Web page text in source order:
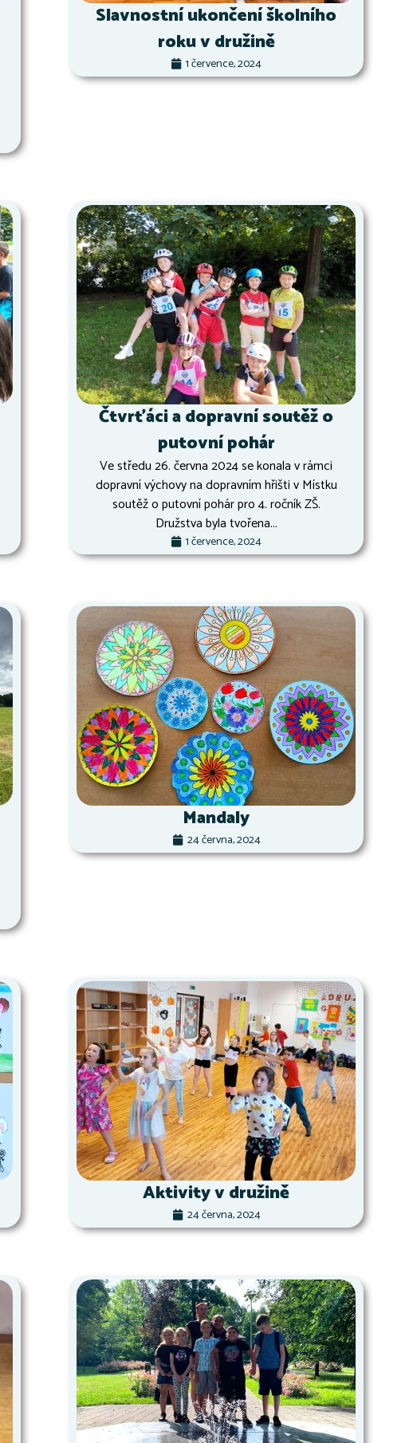
Slavnostní ukončení školního
roku v družině
1 července, 2024
Čtvrťáci a dopravní soutěž o
putovní pohár
Ve středu 26. června 2024 se konala v rámci
dopravní výchovy na dopravním hřišti v Místku
soutěž o putovní pohár pro 4. ročník ZŠ.
Družstva byla tvořena...
1 července, 2024
Mandaly
24 června, 2024
Aktivity v družině
24 června, 2024